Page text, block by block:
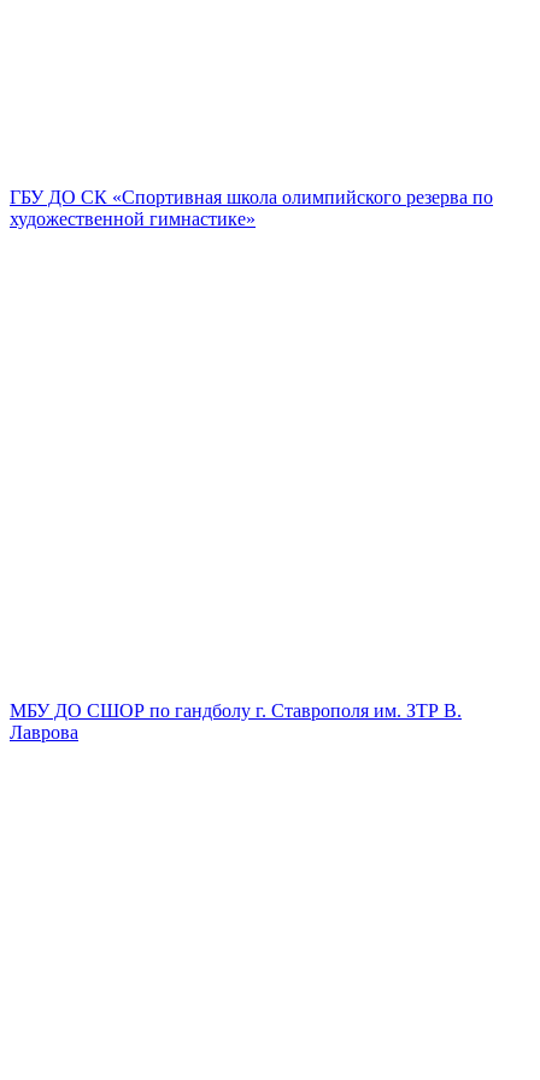
ГБУ ДО СК «Спортивная школа олимпийского резерва по
художественной гимнастике»
МБУ ДО СШОР по гандболу г. Ставрополя им. ЗТР В.
Лаврова